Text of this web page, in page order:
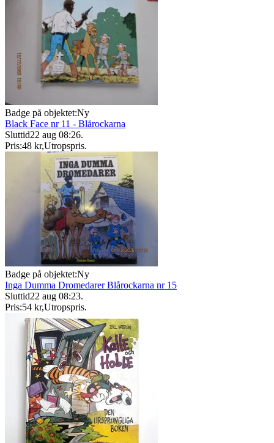
Badge på objektet:Ny
Black Face nr 11 - Blårockarna
Sluttid22 aug 08:26.
Pris:48 kr,Utropspris.
Badge på objektet:Ny
Inga Dumma Dromedarer Blårockarna nr 15
Sluttid22 aug 08:23.
Pris:54 kr,Utropspris.